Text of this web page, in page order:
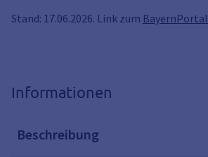
Stand: 17.06.2026. Link zum BayernPortal
Informationen
Beschreibung